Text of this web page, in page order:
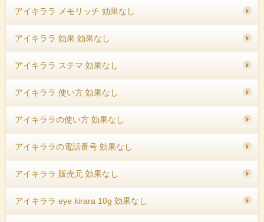
アイキララ メモリッチ 効果なし
アイキララ 効果 効果なし
アイキララ ステマ 効果なし
アイキララ 使い方 効果なし
アイキララの使い方 効果なし
アイキララの電話番号 効果なし
アイキララ 販売元 効果なし
アイキララ eye kirara 10g 効果なし